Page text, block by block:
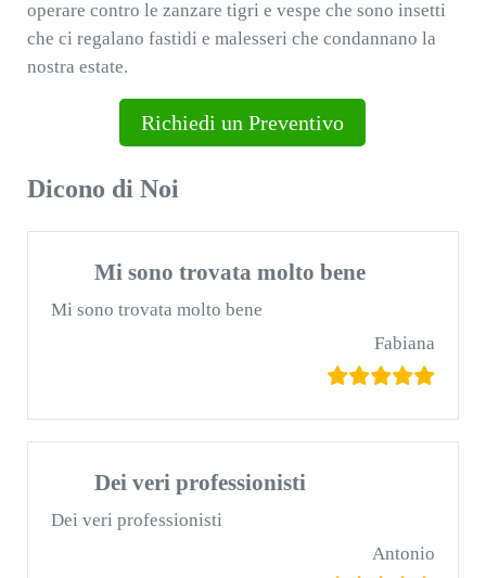
operare contro le zanzare tigri e vespe che sono insetti
che ci regalano fastidi e malesseri che condannano la
nostra estate.
Richiedi un Preventivo
Dicono di Noi
Mi sono trovata molto bene
Mi sono trovata molto bene
Fabiana
Dei veri professionisti
Dei veri professionisti
Antonio